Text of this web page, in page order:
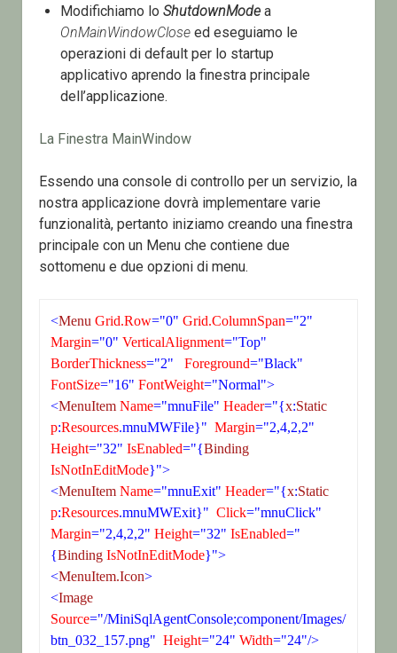
Modifichiamo lo ShutdownModea
OnMainWindowCloseed eseguiamo le
operazioni di default per lo startup
applicativo aprendo la finestra principale
dell’applicazione.
La Finestra MainWindow
Essendo una console di controllo per un servizio, la
nostra applicazione dovrà implementare varie
funzionalità, pertanto iniziamo creando una finestra
principale con un Menu che contiene due
sottomenu e due opzioni di menu.
<Menu Grid.Row="0" Grid.ColumnSpan="2"
Margin="0" VerticalAlignment="Top"
BorderThickness="2" Foreground="Black"
FontSize="16" FontWeight="Normal">
<MenuItem Name="mnuFile" Header="{x:Static
p:Resources.mnuMWFile}" Margin="2,4,2,2"
Height="32" IsEnabled="{Binding
IsNotInEditMode}">
<MenuItem Name="mnuExit" Header="{x:Static
p:Resources.mnuMWExit}" Click="mnuClick"
Margin="2,4,2,2" Height="32" IsEnabled="
{Binding IsNotInEditMode}">
<MenuItem.Icon>
<Image
Source="/MiniSqlAgentConsole;component/Images/
btn_032_157.png" Height="24" Width="24"/>